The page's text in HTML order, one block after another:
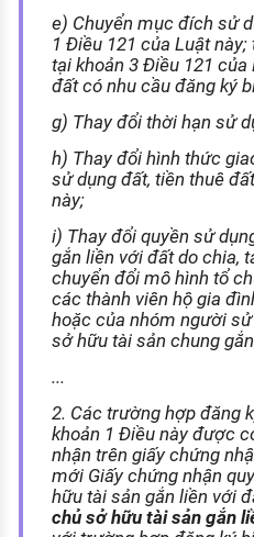
e) Chuyển mục đích sử
1 Điều 121 của Luật
tại khoản 3 Điều 121
đất có nhu cầu đăng ký
g) Thay đổi thời hạn sử
h) Thay đổi hình thức
sử dụng đất, tiền thuê
này;
i) Thay đổi quyền sử
gắn liền với đất do chia,
chuyển đổi mô hình tổ
các thành viên hộ gia
hoặc của nhóm người
sở hữu tài sản chung
...
2. Các trường hợp đăng
khoản 1 Điều này được
nhận trên giấy chứng
mới Giấy chứng nhận
hữu tài sản gắn liền với
chủ sở hữu tài sản gắn